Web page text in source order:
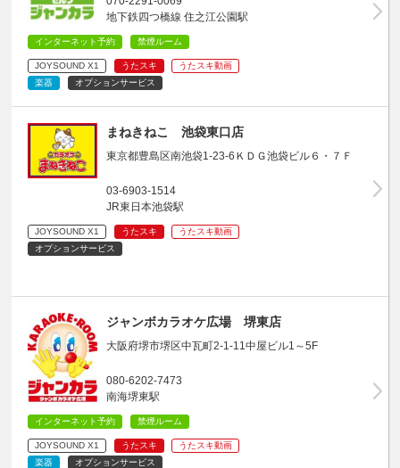
地下鉄四つ橋線 住之江公園駅
インターネット予約 禁煙ルーム
JOYSOUND X1 うたスキ
うたスキ動画
楽器
オプションサービス
まねきねこ 池袋東口店
東京都豊島区南池袋1-23-6ＫＤＧ池袋ビル６・７Ｆ
03-6903-1514
JR東日本池袋駅
JOYSOUND X1 うたスキ
うたスキ動画
オプションサービス
ジャンボカラオケ広場 堺東店
大阪府堺市堺区中瓦町2-1-11中屋ビル1～5F
080-6202-7473
南海堺東駅
インターネット予約 禁煙ルーム
JOYSOUND X1 うたスキ
うたスキ動画
楽器
オプションサービス